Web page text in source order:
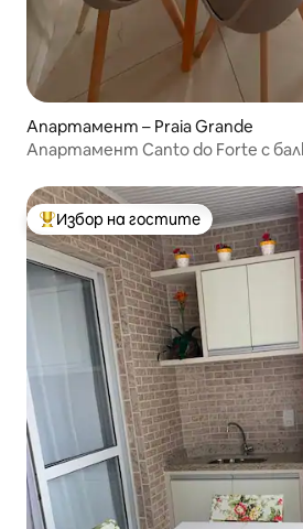
Апартамент – Praia Grande
Апартамент Canto do Forte с
Най-популярен избор на гостите
Избор на гостите